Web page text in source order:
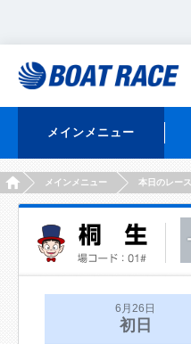
メインメニュー
HOMEメインメニュー 本日のレース
6月26日
初日